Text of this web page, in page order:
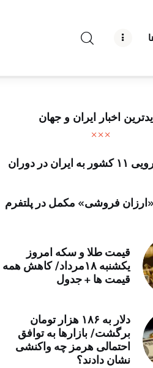
درباره راه‌ نو نیوز
تبلیغات راه نو نیوز
آوین دیلی
پایگاه خبری آبان
خرید موتور ایمپلنت
اخبار ایران و جهان
کمک‌های دارویی ۱۱ کشور به ایران در دوران
«ارزان فروشی» مکمل در پلتفرم
قیمت طلا و سکه امروز
یکشنبه ۱۸مرداد/ کاهش همه
قیمت ها + جدول
دلار به ۱۸۶ هزار تومان
برگشت/ بازارها به توافق
احتمالی هرمز چه واکنشی
نشان دادند؟